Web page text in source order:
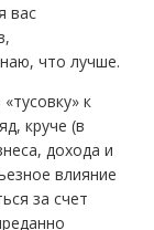
вас
что лучше.
к
круче (в
дохода и
влияние
за счет